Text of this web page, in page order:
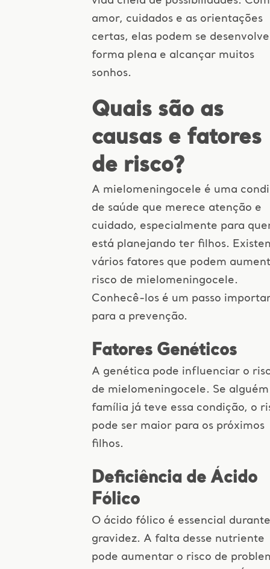
amor, cuidados e as orientações
certas, elas podem se
forma plena e alcançar muitos
sonhos.
Quais são as
causas e fatores
de risco?
A mielomeningocele é uma
de saúde que merece atenção e
cuidado, especialmente para
está planejando ter filhos.
vários fatores que podem
risco de mielomeningocele.
Conhecê-los é um passo
para a prevenção.
Fatores Genéticos
A genética pode influenciar o
de mielomeningocele. Se
família já teve essa condição, o
pode ser maior para os próximos
filhos.
Deficiência de Ácido
Fólico
O ácido fólico é essencial
gravidez. A falta desse nutriente
pode aumentar o risco de